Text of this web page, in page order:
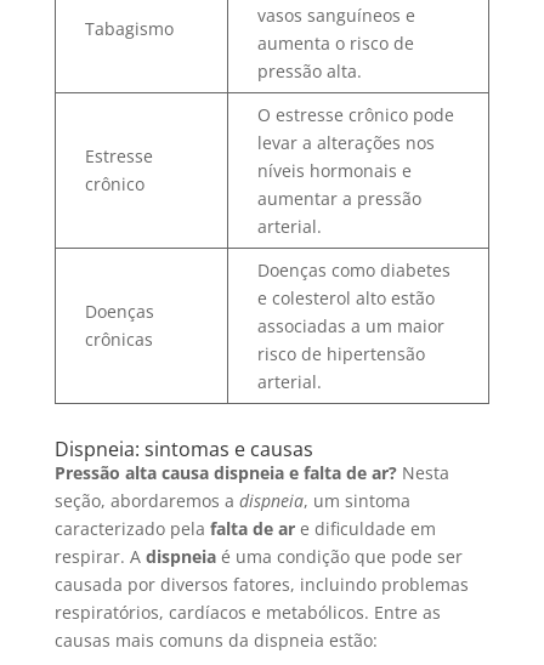
Tabagismo
vasos sanguíneos e
aumenta o risco de
pressão alta.
Estresse
crônico
O estresse crônico pode
levar a alterações nos
níveis hormonais e
aumentar a pressão
arterial.
Doenças
crônicas
Doenças como diabetes
e colesterol alto estão
associadas a um maior
risco de hipertensão
arterial.
Dispneia: sintomas e causas
Pressão alta causa dispneia e falta de ar? Nesta
seção, abordaremos a dispneia, um sintoma
caracterizado pela falta de are dificuldade em
respirar. A dispneiaé uma condição que pode ser
causada por diversos fatores, incluindo problemas
respiratórios, cardíacos e metabólicos. Entre as
causas mais comuns da dispneia estão: